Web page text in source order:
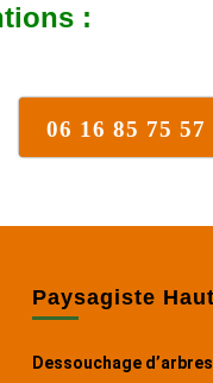
:
06 16 85 75 57
Paysagiste
Dessouchage